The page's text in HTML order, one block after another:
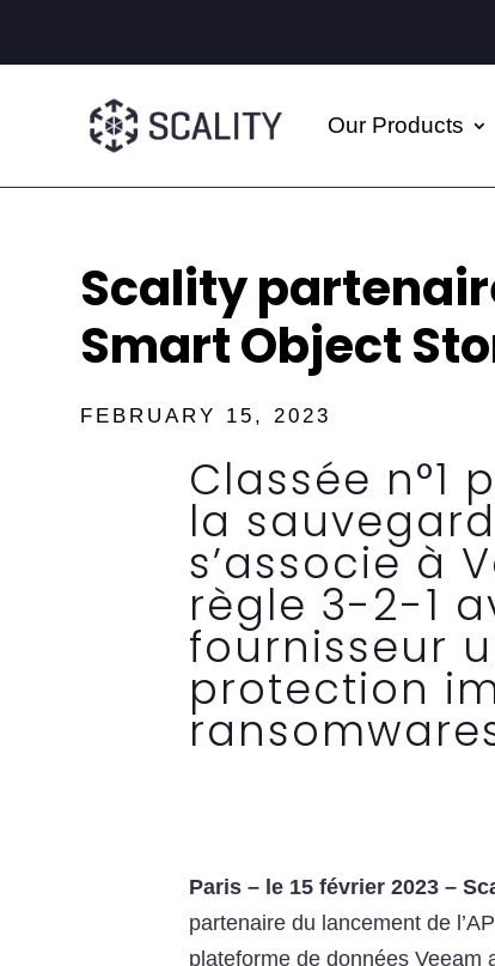
Our Products
Scality
Smart Object
FEBRUARY 15, 2023
Classée n°1
la
s’associe à
règle 3-2-1
fournisseur
protection
Paris –le 15 février 2023 –
partenaire du lancement de
plateforme de données Veeam